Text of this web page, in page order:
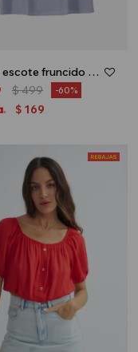
Blusa escote fruncido - Celeste
$499 60
$ 169